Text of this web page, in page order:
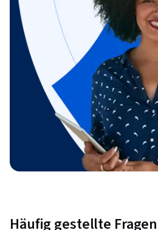
Häufig gestellte Fragen